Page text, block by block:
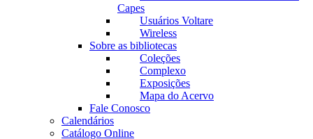
Capes
Usuários Voltare
Wireless
Sobre as bibliotecas
Coleções
Complexo
Exposições
Mapa do Acervo
Fale Conosco
Calendários
Catálogo Online